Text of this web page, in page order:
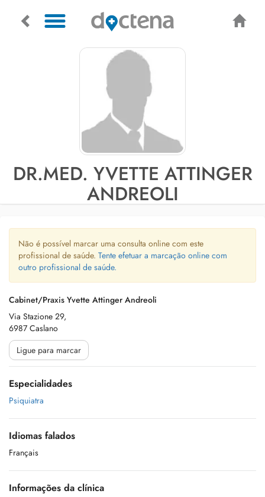
DR.MED. YVETTE ATTINGER
ANDREOLI
Não é possível marcar uma consulta online com este
profissional de saúde. Tente efetuar a marcação online com
outro profissional de saúde.
Cabinet/Praxis Yvette Attinger Andreoli
Via Stazione 29,
6987 Caslano
Ligue para marcar
Especialidades
Psiquiatra
Idiomas falados
Français
Informações da clínica